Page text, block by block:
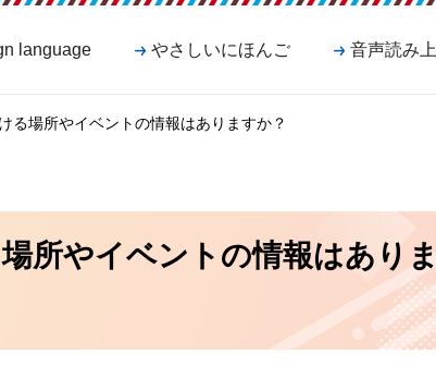
language やさしいにほんご 音声読み
る場所やイベントの情報はありますか？
所やイベントの情報はありま